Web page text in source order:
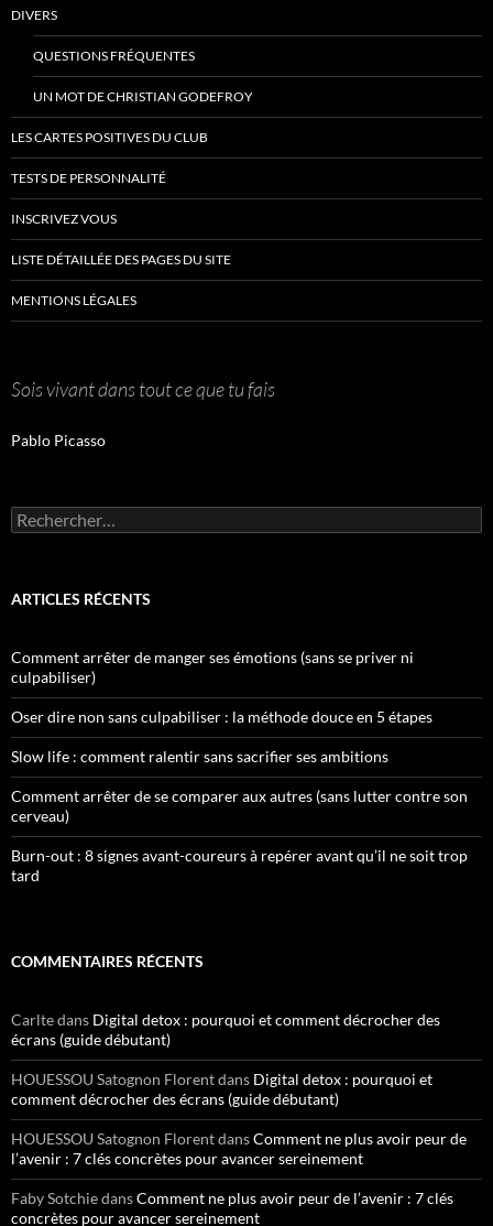
DIVERS
QUESTIONS FRÉQUENTES
UN MOT DE CHRISTIAN GODEFROY
LES CARTES POSITIVES DU CLUB
TESTS DE PERSONNALITÉ
INSCRIVEZ VOUS
LISTE DÉTAILLÉE DES PAGES DU SITE
MENTIONS LÉGALES
Sois vivant dans tout ce que tu fais
Pablo Picasso
Rechercher :
ARTICLES RÉCENTS
Comment arrêter de manger ses émotions (sans se priver ni
culpabiliser)
Oser dire non sans culpabiliser : la méthode douce en 5 étapes
Slow life : comment ralentir sans sacrifier ses ambitions
Comment arrêter de se comparer aux autres (sans lutter contre son
cerveau)
Burn-out : 8 signes avant-coureurs à repérer avant qu’il ne soit trop
tard
COMMENTAIRES RÉCENTS
Carltedans Digital detox : pourquoi et comment décrocher des
écrans (guide débutant)
HOUESSOU Satognon Florentdans Digital detox : pourquoi et
comment décrocher des écrans (guide débutant)
HOUESSOU Satognon FlorentdansComment ne plus avoir peur de
l’avenir : 7 clés concrètes pour avancer sereinement
Faby SotchiedansComment ne plus avoir peur de l’avenir : 7 clés
concrètes pour avancer sereinement